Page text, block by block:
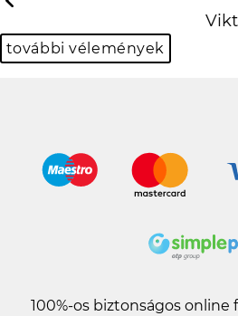
Previous
további vélemények
100%-os biztonságos online